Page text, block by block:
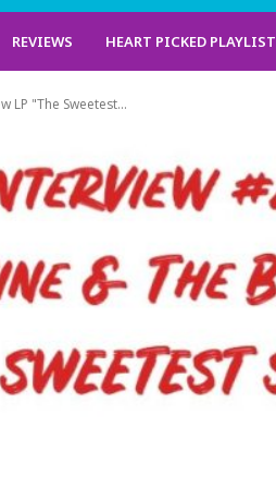
REVIEWS HEART PICKED
LP "The Sweetest...